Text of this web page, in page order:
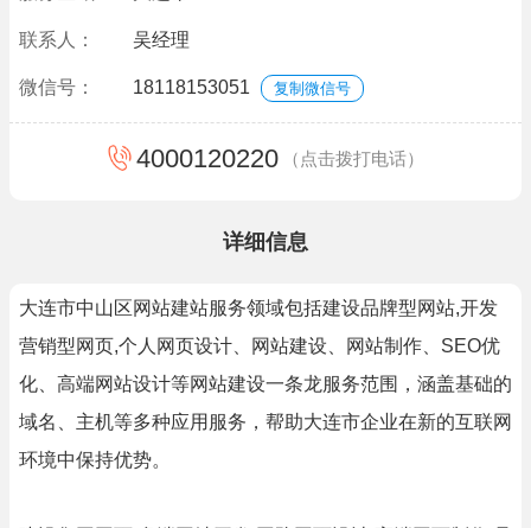
联系人： 吴经理
微信号： 18118153051 复制微信号
4000120220 （点击拨打电话）
详细信息
大连市中山区网站建站服务领域包括建设品牌型网站,开发
营销型网页,个人网页设计、网站建设、网站制作、SEO优
化、高端网站设计等网站建设一条龙服务范围，涵盖基础的
域名、主机等多种应用服务，帮助大连市企业在新的互联网
环境中保持优势。